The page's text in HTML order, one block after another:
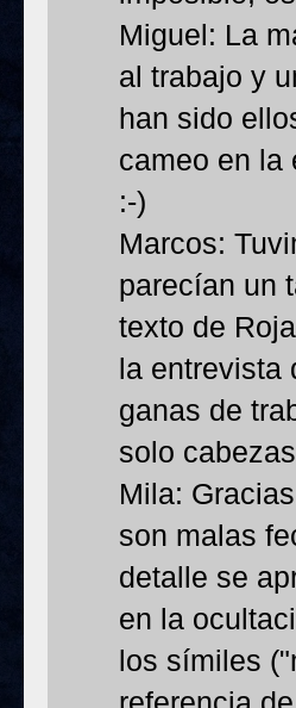
Miguel: La
al trabajo y
han sido
cameo en la
:-)
Marcos:
parecían un
texto de
la entrevista
ganas de
solo
Mila:
son malas
detalle se
en la
los símiles